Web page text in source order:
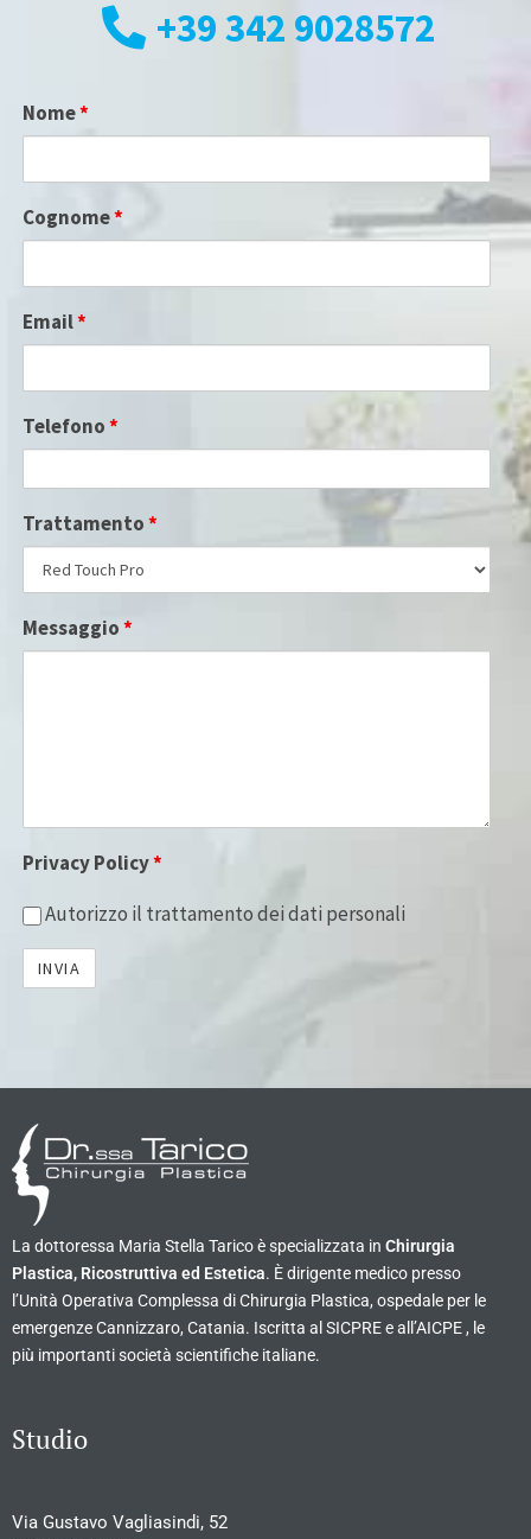
+39 342 9028572
Nome*
Cognome*
Email*
Telefono*
Trattamento*
Messaggio*
Privacy Policy*
Autorizzo il trattamento dei dati personali
La dottoressa Maria Stella Tarico è specializzata in Chirurgia
Plastica, Ricostruttiva ed Estetica. È dirigente medico presso
l’Unità Operativa Complessa di Chirurgia Plastica, ospedale per le
emergenze Cannizzaro, Catania. Iscritta al SICPRE e all’AICPE , le
più importanti società scientifiche italiane.
Studio
Via Gustavo Vagliasindi, 52